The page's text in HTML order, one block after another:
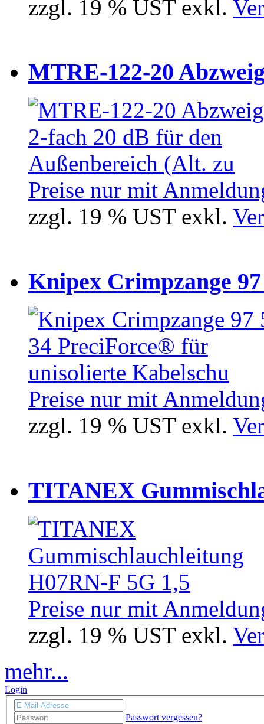
zzgl. 19 % UST exkl.
MTRE-122-20
Preise nur mit
zzgl. 19 % UST exkl.
Knipex Crimpzange 97
Preise nur mit
zzgl. 19 % UST exkl.
TITANEX
Preise nur mit
zzgl. 19 % UST exkl.
mehr...
Login
Passwort vergessen?